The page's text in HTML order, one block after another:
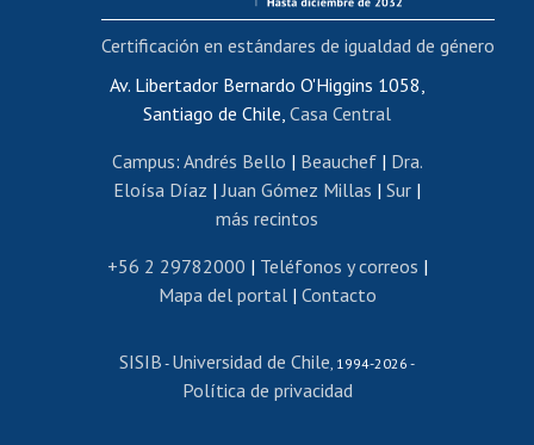
Bienestar del personal
Portal de movilidad interna
Certificado de renta
Certificado de renta honorarios
Editar páginas blancas
Extranjeras/os
Revalidación y reconocimiento de títulos
Postulación al Programa de Movilidad Estudiantil
Cursos de español
Av. Libertador Bernardo O'Higgins 1058,
Santiago de Chile, Casa Central
Campus: Andrés Bello | Beauchef| Dra.
Eloísa Díaz |Juan Gómez Millas | Sur |
más recintos
+56 2 29782000 | Teléfonos y correos |
Mapa del portal| Contacto
SISIB - Universidad de Chile, 1994-2026 -
Política de privacidad
Certificación en estándares de igualdad de género